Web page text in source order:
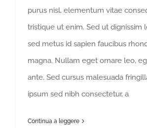
purus nisl, elementum vitae
tristique ut enim. Sed ut dignissim
sed metus id sapien faucibus
magna. Nullam eget ornare leo,
ante. Sed cursus malesuada
ipsum sed nibh consectetur, a
Continua a leggere